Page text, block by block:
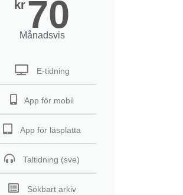
kr 70
Månadsvis
E-tidning
App för mobil
App för läsplatta
Taltidning (sve)
Sökbart arkiv